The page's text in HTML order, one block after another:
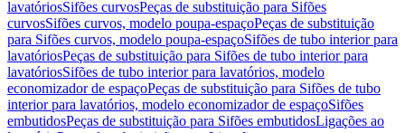
lavatóriosSifões curvosPeças de substituição para Sifões
curvosSifões curvos, modelo poupa-espaçoPeças de substituição
para Sifões curvos, modelo poupa-espaçoSifões de tubo interior para
lavatóriosPeças de substituição para Sifões de tubo interior para
lavatóriosSifões de tubo interior para lavatórios, modelo
economizador de espaçoPeças de substituição para Sifões de tubo
interior para lavatórios, modelo economizador de espaçoSifões
embutidosPeças de substituição para Sifões embutidosLigações ao